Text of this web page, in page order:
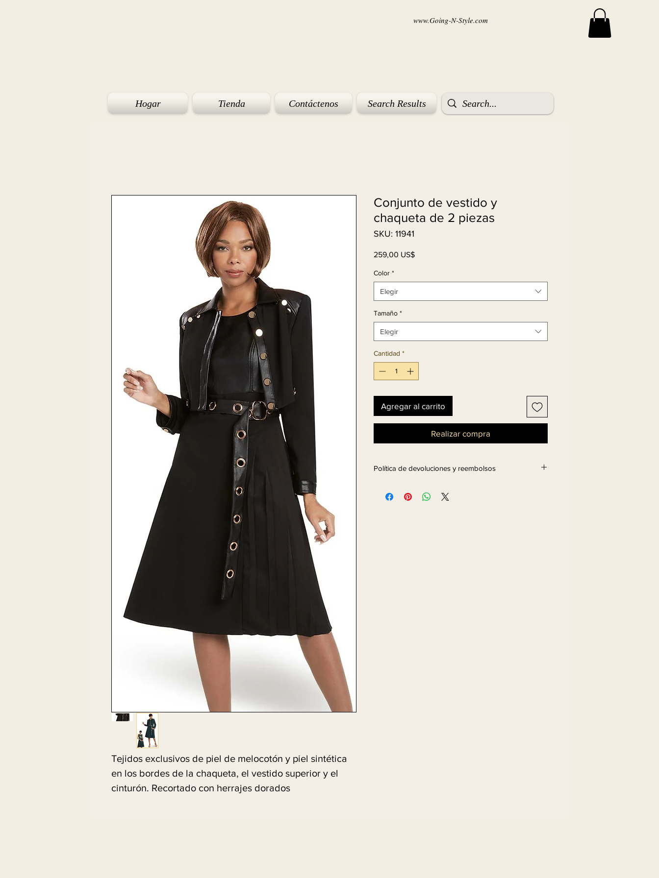
www.Going-N-Style.com
Hogar Tienda Contáctenos Search Results
Tejidos exclusivos de piel de melocotón y piel sintética
en los bordes de la chaqueta, el vestido superior y el
cinturón. Recortado con herrajes dorados
Conjunto de vestido y
chaqueta de 2 piezas
SKU: 11941
259,00 US$Precio
Color *
Elegir
Tamaño *
Elegir
Cantidad *
Agregar al carrito
Realizar compra
Política de devoluciones y reembolsos